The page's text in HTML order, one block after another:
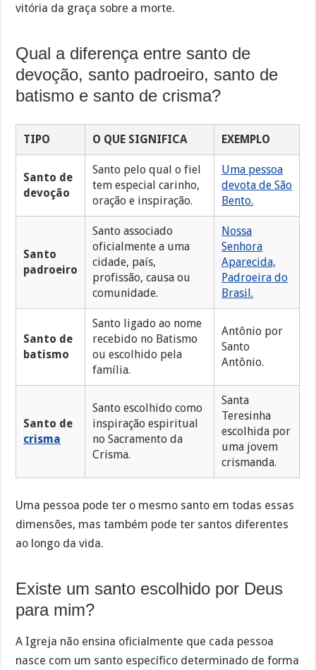
vitória da graça sobre a morte.
Qual a diferença entre santo de
devoção, santo padroeiro, santo de
batismo e santo de crisma?
TIPO O QUE SIGNIFICA EXEMPLO
Santo de
devoção
Santo pelo qual o fiel
tem especial carinho,
oração e inspiração.
Uma pessoa
devota de São
Bento.
Santo
padroeiro
Santo associado
oficialmente a uma
cidade, país,
profissão, causa ou
comunidade.
Nossa
Senhora
Aparecida,
Padroeira do
Brasil.
Santo de
batismo
Santo ligado ao nome
recebido no Batismo
ou escolhido pela
família.
Antônio por
Santo
Antônio.
Santo de
crisma
Santo escolhido como
inspiração espiritual
no Sacramento da
Crisma.
Santa
Teresinha
escolhida por
uma jovem
crismanda.
Uma pessoa pode ter o mesmo santo em todas essas
dimensões, mas também pode ter santos diferentes
ao longo da vida.
Existe um santo escolhido por Deus
para mim?
A Igreja não ensina oficialmente que cada pessoa
nasce com um santo específico determinado de forma